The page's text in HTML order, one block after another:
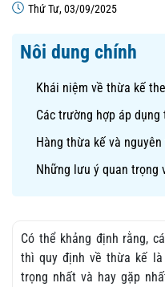
Thứ Tư, 03/09/2025
Nôi dung chính
Khái niệm về thừa kế
Các trường hợp áp
Hàng thừa kế và
Những lưu ý quan trọng
Có thể khảng định rằng,
thì quy định về thừa kế
trọng nhất và hay gặp